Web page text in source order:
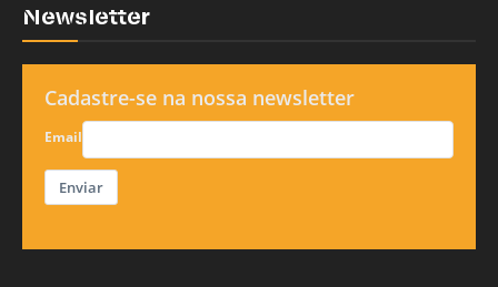
Newsletter
Cadastre-se na nossa newsletter
Email
Enviar